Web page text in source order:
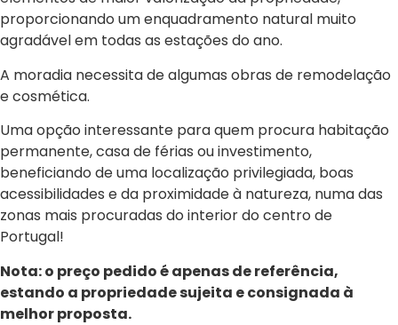
proporcionando um enquadramento natural muito
agradável em todas as estações do ano.
A moradia necessita de algumas obras de remodelação
e cosmética.
Uma opção interessante para quem procura habitação
permanente, casa de férias ou investimento,
beneficiando de uma localização privilegiada, boas
acessibilidades e da proximidade à natureza, numa das
zonas mais procuradas do interior do centro de
Portugal!
Nota: o preço pedido é apenas de referência,
estando a propriedade sujeita e consignada à
melhor proposta.